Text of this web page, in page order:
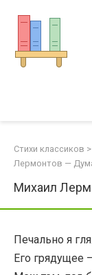
контенту
Стихи классиков >
Лермонтов —
Михаил
Печально я
Его грядущее